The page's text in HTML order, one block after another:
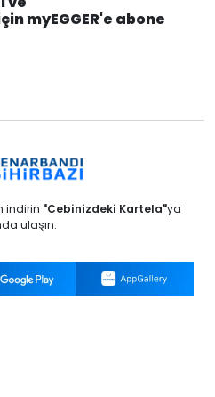
myEGGER'e abone
indirin "Cebinizdeki Kartela"ya
ulaşın.